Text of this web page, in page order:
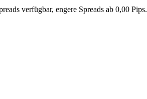
verfügbar, engere Spreads ab 0,00 Pips.